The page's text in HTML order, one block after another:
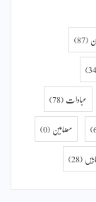
(87)
عبادات (78)
مضامین (0)
(28)